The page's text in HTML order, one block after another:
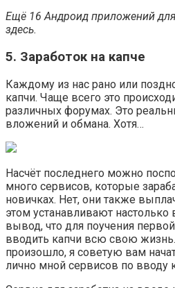
Ещё 16 Андроид приложений
здесь.
5. Заработок на капче
Каждому из нас рано или
капчи. Чаще всего это
различных форумах. Это
вложений и обмана. Хотя…
Насчёт последнего можно
много сервисов, которые
новичках. Нет, они также
этом устанавливают
вывод, что для поучения
вводить капчи всю свою
произошло, я советую вам
лично мной сервисов по вводу